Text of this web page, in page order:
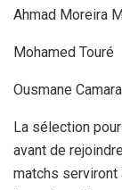
Ahmad Moreira
Mohamed Touré
Ousmane Camara
La sélection
avant de
matchs serviront